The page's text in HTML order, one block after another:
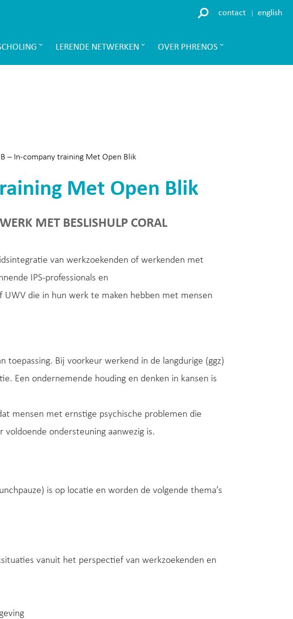
contact english
LERENDE NETWERKEN OVER PHRENOS
– In-company training Met Open Blik
Met Open Blik
MET BESLISHULP CORAL
van werkzoekenden of werkenden met
IPS-professionals en
die in hun werk te maken hebben met mensen
Bij voorkeur werkend in de langdurige (ggz)
Een ondernemende houding en denken in kansen is
mensen met ernstige psychische problemen die
ondersteuning aanwezig is.
is op locatie en worden de volgende thema’s
vanuit het perspectief van werkzoekenden en